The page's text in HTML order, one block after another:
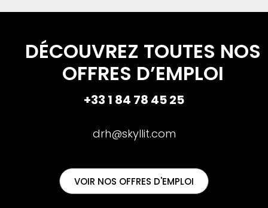
DÉCOUVREZ TOUTES NOS
OFFRES D’EMPLOI
+33 1 84 78 45 25
drh@skyllit.com
VOIR NOS OFFRES D'EMPLOI